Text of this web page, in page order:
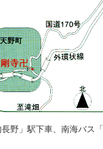
野」駅下車、南海バス